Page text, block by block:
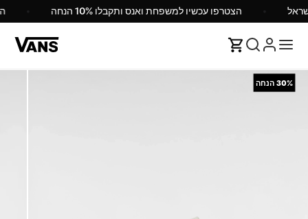
הצטרפו עכשיו למשפחת ואנס ותקבלו 10% הנחה
30% הנחה